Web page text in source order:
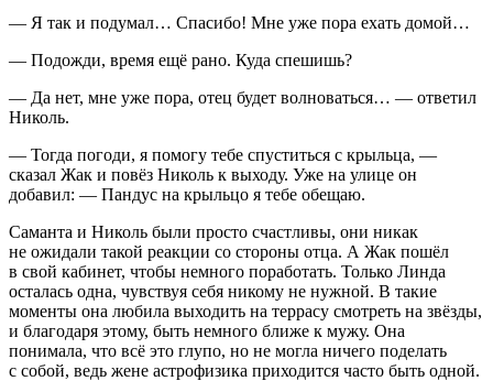
— Я так и подумал… Спасибо! Мне уже пора ехать домой…
— Подожди, время ещё рано. Куда спешишь?
— Да нет, мне уже пора, отец будет волноваться… — ответил
Николь.
— Тогда погоди, я помогу тебе спуститься с крыльца, —
сказал Жак и повёз Николь к выходу. Уже на улице он
добавил: — Пандус на крыльцо я тебе обещаю.
Саманта и Николь были просто счастливы, они никак
не ожидали такой реакции со стороны отца. А Жак пошёл
в свой кабинет, чтобы немного поработать. Только Линда
осталась одна, чувствуя себя никому не нужной. В такие
моменты она любила выходить на террасу смотреть на звёзды,
и благодаря этому, быть немного ближе к мужу. Она
понимала, что всё это глупо, но не могла ничего поделать
с собой, ведь жене астрофизика приходится часто быть одной.